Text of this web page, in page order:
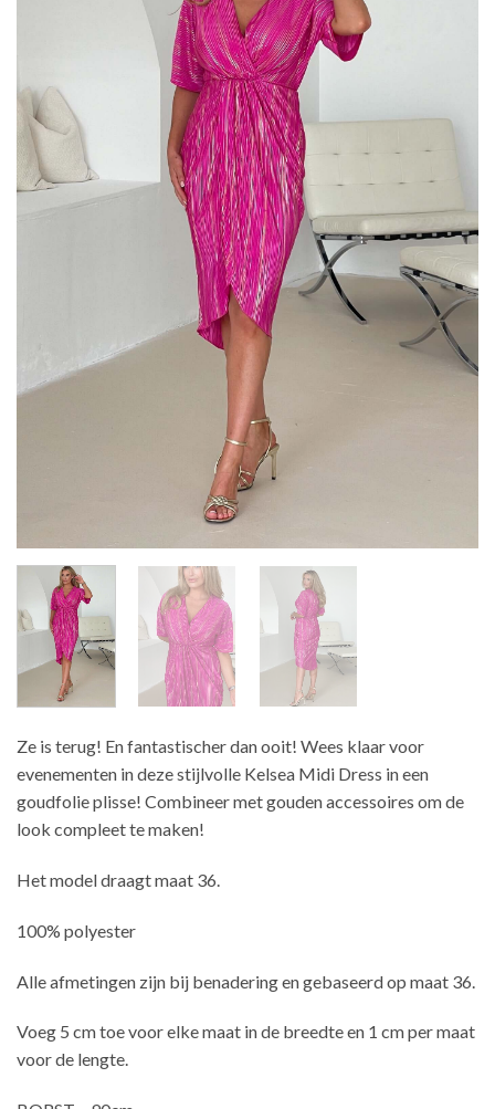
Ze is terug! En fantastischer dan ooit! Wees klaar voor
evenementen in deze stijlvolle Kelsea Midi Dress in een
goudfolie plisse! Combineer met gouden accessoires om de
look compleet te maken!
Het model draagt maat 36.
100% polyester
Alle afmetingen zijn bij benadering en gebaseerd op maat 36.
Voeg 5 cm toe voor elke maat in de breedte en 1 cm per maat
voor de lengte.